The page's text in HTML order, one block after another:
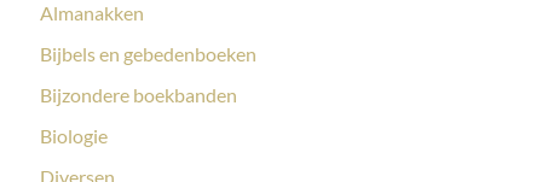
Almanakken
Bijbels en gebedenboeken
Bijzondere boekbanden
Biologie
Diversen